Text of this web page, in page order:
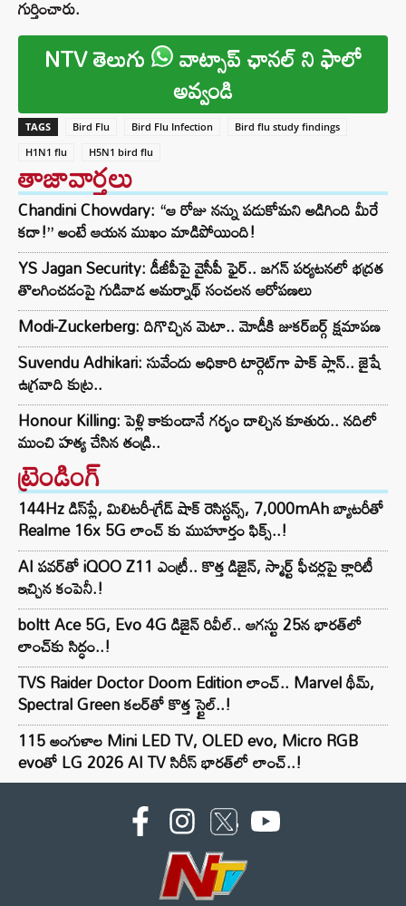
గుర్తించారు.
NTV తెలుగు వాట్సాప్ ఛానల్ ని ఫాలో
అవ్వండి
TAGS Bird Flu Bird Flu Infection
Bird flu study findings
H1N1 flu
H5N1 bird flu
తాజావార్తలు
Chandini Chowdary: “ఆ రోజు నన్ను పడుకోమని అడిగింది మీరే
కదా!” అంటే ఆయన ముఖం మాడిపోయింది!
YS Jagan Security: డీజీపీపై వైసీపీ ఫైర్.. జగన్ పర్యటనలో భద్రత
తొలగించడంపై గుడివాడ అమర్నాథ్ సంచలన ఆరోపణలు
Modi-Zuckerberg: దిగొచ్చిన మెటా.. మోడీకి జుకర్‌బర్గ్ క్షమాపణ
Suvendu Adhikari: సువేందు అధికారి టార్గెట్‌గా పాక్ ప్లాన్.. జైషే
ఉగ్రవాది కుట్ర..
Honour Killing: పెళ్లి కాకుండానే గర్భం దాల్చిన కూతురు.. నదిలో
ముంచి హత్య చేసిన తండ్రి..
ట్రెండింగ్‌
144Hz డిస్‌ప్లే, మిలిటరీ-గ్రేడ్ షాక్ రెసిస్టన్స్, 7,000mAh బ్యాటరీతో
Realme 16x 5G లాంచ్ కు ముహూర్తం ఫిక్స్..!
AI పవర్‌తో iQOO Z11 ఎంట్రీ.. కొత్త డిజైన్, స్మార్ట్ ఫీచర్లపై క్లారిటీ
ఇచ్చిన కంపెనీ.!
boltt Ace 5G, Evo 4G డిజైన్ రివీల్.. ఆగస్టు 25న భారత్‌లో
లాంచ్‌కు సిద్ధం..!
TVS Raider Doctor Doom Edition లాంచ్.. Marvel థీమ్,
Spectral Green కలర్‌తో కొత్త స్టైల్..!
115 అంగుళాల Mini LED TV, OLED evo, Micro RGB
evoతో LG 2026 AI TV సిరీస్ భారత్‌లో లాంచ్..!